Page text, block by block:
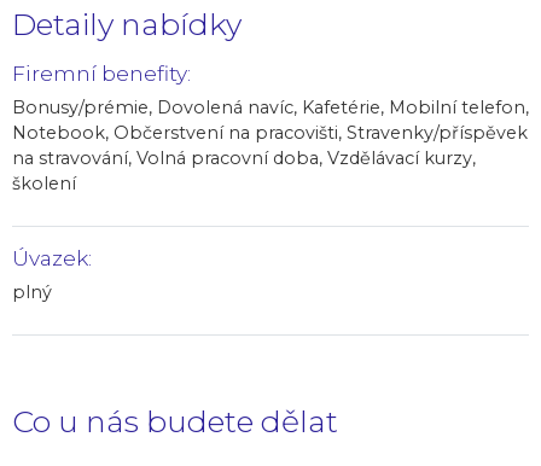
Detaily nabídky
Firemní benefity:
Bonusy/prémie, Dovolená navíc, Kafetérie, Mobilní telefon,
Notebook, Občerstvení na pracovišti, Stravenky/příspěvek
na stravování, Volná pracovní doba, Vzdělávací kurzy,
školení
Úvazek:
plný
Co u nás budete dělat